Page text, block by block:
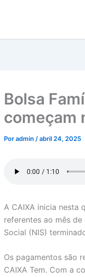
Bolsa
começam
Poradmin /abril 24, 2025
A CAIXA inicia nesta
referentes ao mês
Social (NIS)
Os pagamentos são
CAIXA Tem. Com a